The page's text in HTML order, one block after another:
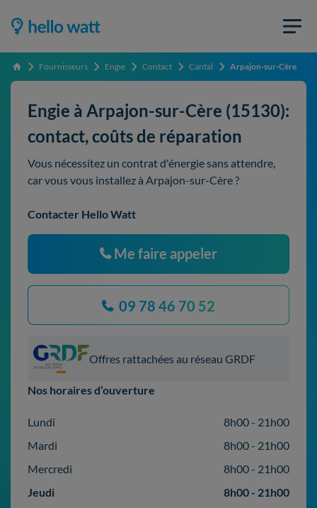
Accueil Fournisseurs Engie Contact Cantal Arpajon-sur-Cère
Engie à Arpajon-sur-Cère (15130):
contact, coûts de réparation
Vous nécessitez un contrat d'énergie sans attendre,
car vous vous installez à Arpajon-sur-Cère ?
Contacter Hello Watt
Me faire appeler
09 78 46 70 52
Offres rattachées au réseau GRDF
Nos horaires d’ouverture
Lundi
8h00 - 21h00
Mardi
8h00 - 21h00
Mercredi
8h00 - 21h00
Jeudi
8h00 - 21h00